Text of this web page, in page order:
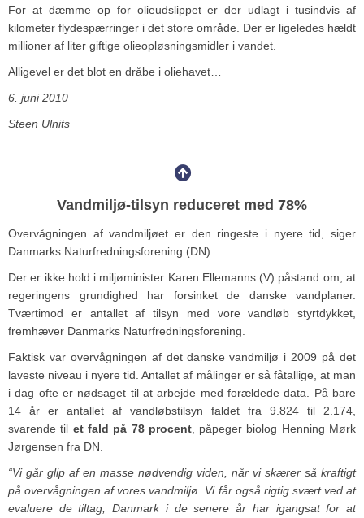
For at dæmme op for olieudslippet er der udlagt i tusindvis af
kilometer flydespærringer i det store område. Der er ligeledes hældt
millioner af liter giftige olieopløsningsmidler i vandet.
Alligevel er det blot en dråbe i oliehavet…
6. juni 2010
Steen Ulnits
Vandmiljø-tilsyn reduceret med 78%
Overvågningen af vandmiljøet er den ringeste i nyere tid, siger
Danmarks Naturfredningsforening (DN).
Der er ikke hold i miljøminister Karen Ellemanns (V) påstand om, at
regeringens grundighed har forsinket de danske vandplaner.
Tværtimod er antallet af tilsyn med vore vandløb styrtdykket,
fremhæver Danmarks Naturfredningsforening.
Faktisk var overvågningen af det danske vandmiljø i 2009 på det
laveste niveau i nyere tid. Antallet af målinger er så fåtallige, at man
i dag ofte er nødsaget til at arbejde med forældede data. På bare
14 år er antallet af vandløbstilsyn faldet fra 9.824 til 2.174,
svarende til et fald på 78 procent, påpeger biolog Henning Mørk
Jørgensen fra DN.
“Vi går glip af en masse nødvendig viden, når vi skærer så kraftigt
på overvågningen af vores vandmiljø. Vi får også rigtig svært ved at
evaluere de tiltag, Danmark i de senere år har igangsat for at